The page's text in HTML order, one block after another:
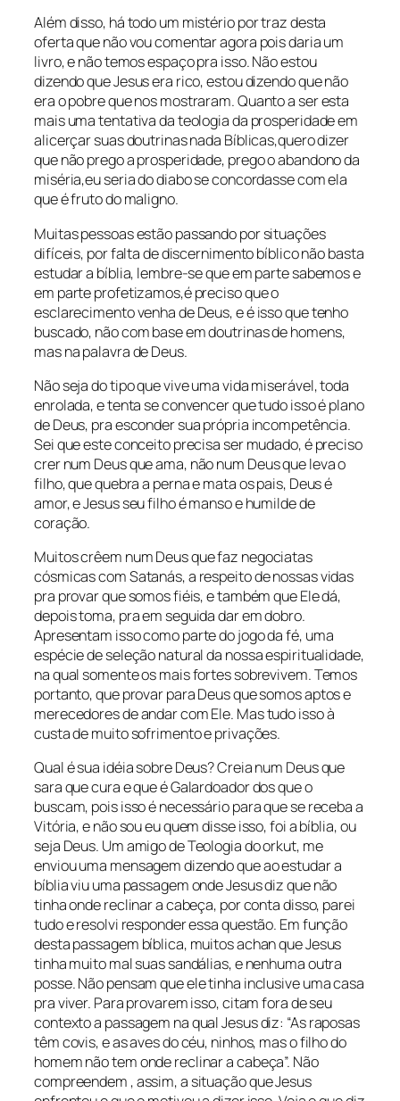
Além disso, há todo um mistério por traz desta
oferta que não vou comentar agora pois daria um
livro, e não temos espaço pra isso. Não estou
dizendo que Jesus era rico, estou dizendo que não
era o pobre que nos mostraram. Quanto a ser esta
mais uma tentativa da teologia da prosperidade em
alicerçar suas doutrinas nada Bíblicas,quero dizer
que não prego a prosperidade, prego o abandono da
miséria,eu seria do diabo se concordasse com ela
que é fruto do maligno.
Muitas pessoas estão passando por situações
difíceis, por falta de discernimento bíblico não basta
estudar a bíblia, lembre-se que em parte sabemos e
em parte profetizamos,é preciso que o
esclarecimento venha de Deus, e é isso que tenho
buscado, não com base em doutrinas de homens,
mas na palavra de Deus.
Não seja do tipo que vive uma vida miserável, toda
enrolada, e tenta se convencer que tudo isso é plano
de Deus, pra esconder sua própria incompetência.
Sei que este conceito precisa ser mudado, é preciso
crer num Deus que ama, não num Deus que leva o
filho, que quebra a perna e mata os pais, Deus é
amor, e Jesus seu filho é manso e humilde de
coração.
Muitos crêem num Deus que faz negociatas
cósmicas com Satanás, a respeito de nossas vidas
pra provar que somos fiéis, e também que Ele dá,
depois toma, pra em seguida dar em dobro.
Apresentam isso como parte do jogo da fé, uma
espécie de seleção natural da nossa espiritualidade,
na qual somente os mais fortes sobrevivem. Temos
portanto, que provar para Deus que somos aptos e
merecedores de andar com Ele. Mas tudo isso à
custa de muito sofrimento e privações.
Qual é sua idéia sobre Deus? Creia num Deus que
sara que cura e que é Galardoador dos que o
buscam, pois isso é necessário para que se receba a
Vitória, e não sou eu quem disse isso, foi a bíblia, ou
seja Deus. Um amigo de Teologia do orkut, me
enviou uma mensagem dizendo que ao estudar a
bíblia viu uma passagem onde Jesus diz que não
tinha onde reclinar a cabeça, por conta disso, parei
tudo e resolvi responder essa questão. Em função
desta passagem bíblica, muitos achan que Jesus
tinha muito mal suas sandálias, e nenhuma outra
posse. Não pensam que ele tinha inclusive uma casa
pra viver. Para provarem isso, citam fora de seu
contexto a passagem na qual Jesus diz: “As raposas
têm covis, e as aves do céu, ninhos, mas o filho do
homem não tem onde reclinar a cabeça”. Não
compreendem , assim, a situação que Jesus